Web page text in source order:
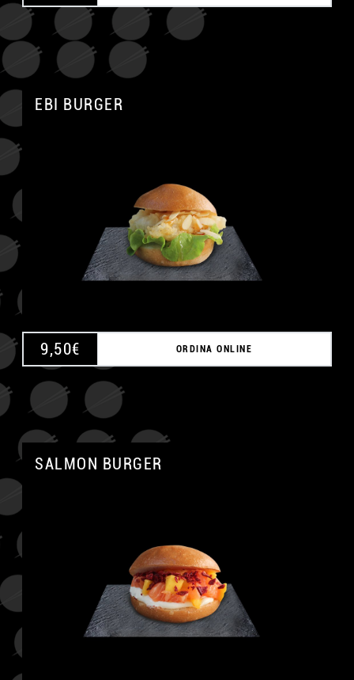
EBI BURGER
9,50€ ORDINA ONLINE
SALMON BURGER